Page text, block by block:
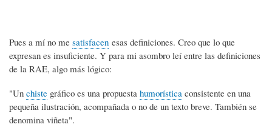
Pues a mí no me satisfacen esas definiciones. Creo que lo que
expresan es insuficiente. Y para mi asombro leí entre las definiciones
de la RAE, algo más lógico:
"Un chiste gráfico es una propuesta humorística consistente en una
pequeña ilustración, acompañada o no de un texto breve. También se
denomina viñeta".